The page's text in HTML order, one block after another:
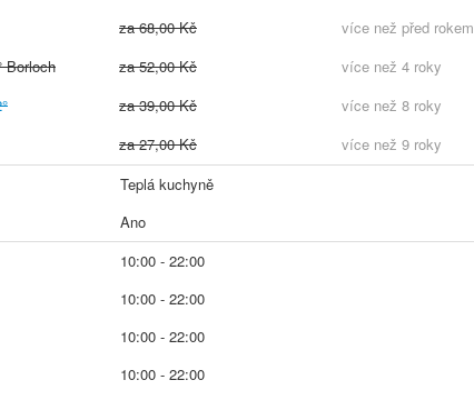
za 68,00 Kč více než před rokem
Borloch za 52,00 Kč více než 4 roky
za 39,00 Kč více než 8 roky
za 27,00 Kč
více než 9 roky
Teplá kuchyně
Ano
10:00 - 22:00
10:00 - 22:00
10:00 - 22:00
10:00 - 22:00